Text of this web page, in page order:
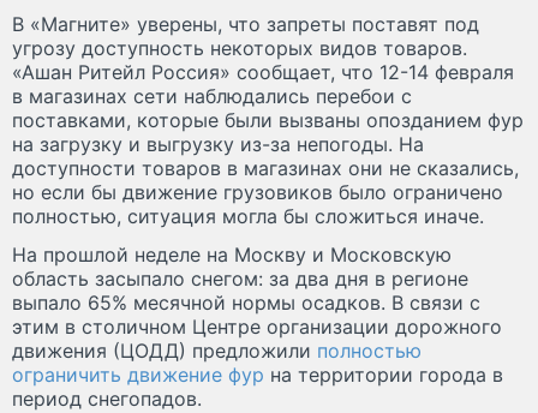
В «Магните» уверены, что запреты поставят под
угрозу доступность некоторых видов товаров.
«Ашан Ритейл Россия» сообщает, что 12-14 февраля
в магазинах сети наблюдались перебои с
поставками, которые были вызваны опозданием фур
на загрузку и выгрузку из-за непогоды. На
доступности товаров в магазинах они не сказались,
но если бы движение грузовиков было ограничено
полностью, ситуация могла бы сложиться иначе.
На прошлой неделе на Москву и Московскую
область засыпало снегом: за два дня в регионе
выпало 65% месячной нормы осадков. В связи с
этим в столичном Центре организации дорожного
движения (ЦОДД) предложили полностью
ограничить движение фур на территории города в
период снегопадов.